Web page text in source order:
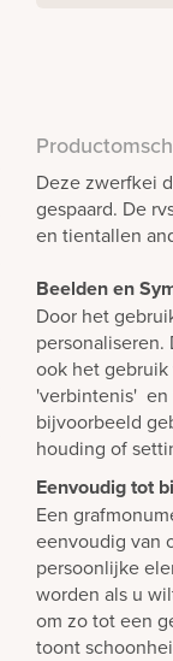
Deze zwerfkei
gespaard. De
en tientallen
Beelden en
Door het
ook het gebruik
'verbintenis' en
bijvoorbeeld
houding of
Eenvoudig tot
Een
eenvoudig van
persoonlijke
worden als u
om zo tot een
toont